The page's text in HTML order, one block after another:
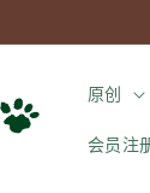
原创
会员注